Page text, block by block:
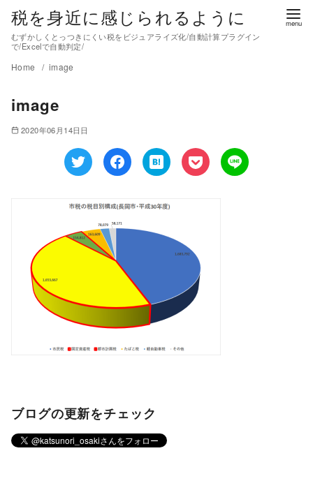
税を身近に感じられるように
むずかしくとっつきにくい税をビジュアライズ化/自動計算プラグイン
で/Excelで自動判定/
Home image
image
2020年06月14日日
ブログの更新をチェック